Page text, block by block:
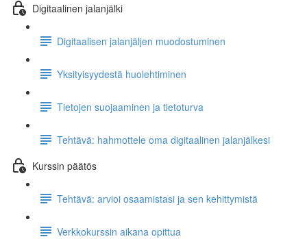
Digitaalinen jalanjälki
Digitaalisen jalanjäljen muodostuminen
Yksityisyydestä huolehtiminen
Tietojen suojaaminen ja tietoturva
Tehtävä: hahmottele oma digitaalinen jalanjälkesi
Kurssin päätös
Tehtävä: arvioi osaamistasi ja sen kehittymistä
Verkkokurssin aikana opittua